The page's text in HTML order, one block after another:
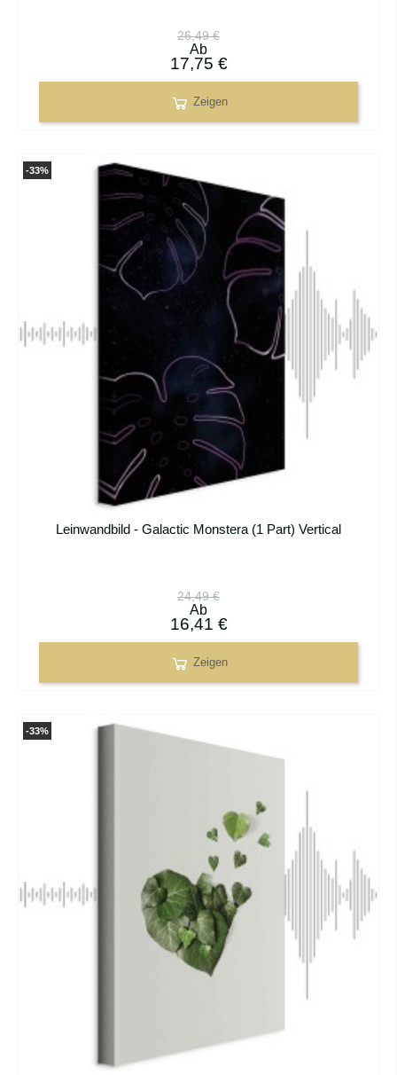
26,49 €
Ab
17,75 €
Zeigen
Leinwandbild - Galactic Monstera (1 Part) Vertical
24,49 €
Ab
16,41 €
Zeigen
-33%
-33%